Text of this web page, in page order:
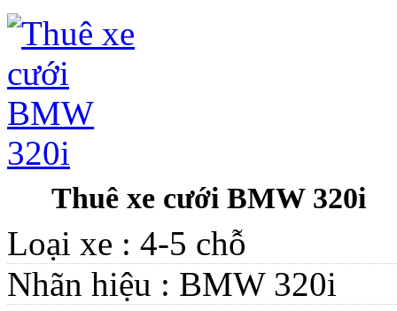
Thuê xe cưới BMW 320i
Loại xe : 4-5 chỗ
Nhãn hiệu : BMW 320i